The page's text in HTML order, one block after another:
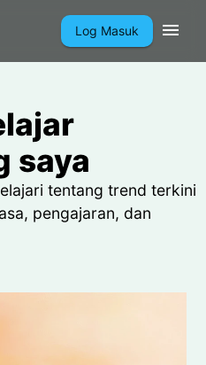
Log Masuk
saya
tentang trend terkini
pengajaran, dan